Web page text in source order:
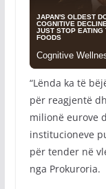
“Lënda ka të
për reagjentë
milionë eurove
institucioneve
për tender në
nga Prokuroria.